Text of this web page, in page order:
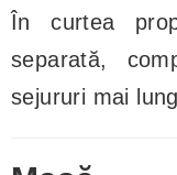
În curtea
separată,
sejururi mai